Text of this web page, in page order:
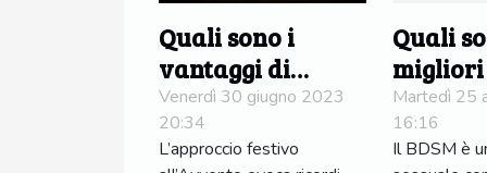
Quali sono i
vantaggi di
creare il proprio
calendario
dell'Avvento ?
Venerdì 30 giugno 2023
20:34
L’approccio festivo
Quali
migliori
scena
giochi
Martedì 25
16:16
Il BDSM è